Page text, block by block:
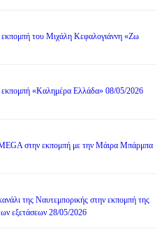
του Μιχάλη Κεφαλογιάννη «Ζω
«Καλημέρα Ελλάδα» 08/05/2026
στην εκπομπή με την Μάιρα Mπάρμπα
της Ναυτεμπορικής στην εκπομπή της
εξετάσεων 28/05/2026